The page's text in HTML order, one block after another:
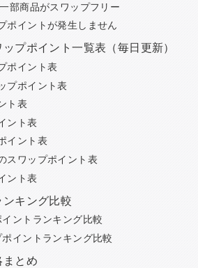
部商品がスワップフリー
ポイントが発生しません
プポイント一覧表（毎日更新）
ポイント表
プポイント表
ト表
ント表
イント表
スワップポイント表
ント表
キング比較
ントランキング比較
イントランキング比較
まとめ